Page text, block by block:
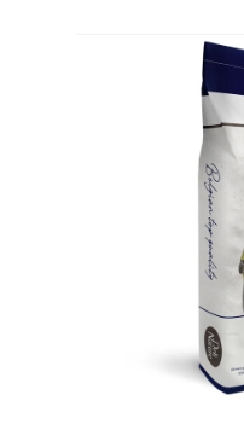
0,0